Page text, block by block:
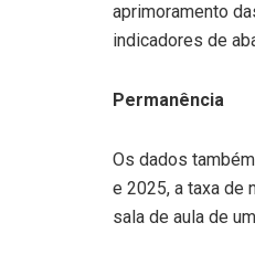
aprimoramento
indicadores de
Permanência
Os dados
e 2025, a taxa de
sala de aula de